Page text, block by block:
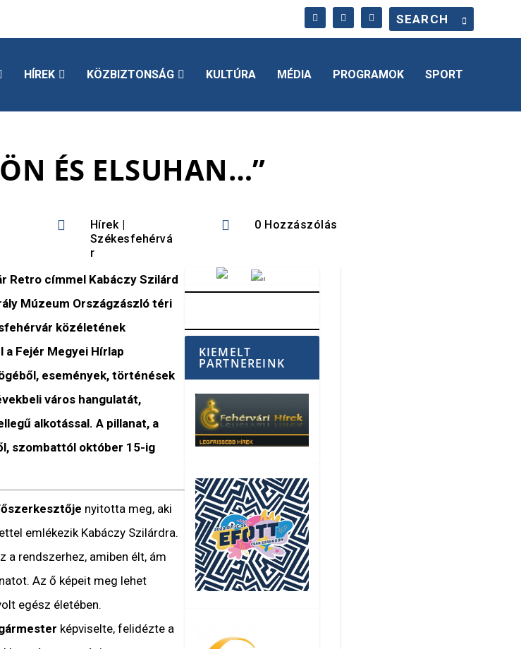
HÍREK KÖZBIZTONSÁG KULTÚRA MÉDIA PROGRAMOK SPORT
ÉS ELSUHAN…”
 Hírek|
Székesfehérvá
r
 0 Hozzászólás
Retro címmel Kabáczy Szilárd
Múzeum Országzászló téri
közéletének
Fejér Megyei Hírlap
események, történések
város hangulatát,
alkotással. A pillanat, a
szombattól október 15-ig
nyitotta meg, aki
emlékezik Kabáczy Szilárdra.
a rendszerhez, amiben élt, ám
Az ő képeit meg lehet
egész életében.
képviselte, felidézte a
KIEMELT
PARTNEREINK